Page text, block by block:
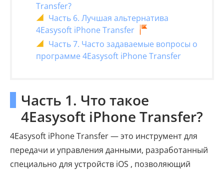
Transfer?
Часть 6. Лучшая альтернатива
4Easysoft iPhone Transfer
Часть 7. Часто задаваемые вопросы о
программе 4Easysoft iPhone Transfer
Часть 1. Что такое
4Easysoft iPhone Transfer?
4Easysoft iPhone Transfer — это инструмент для
передачи и управления данными, разработанный
специально для устройств iOS , позволяющий